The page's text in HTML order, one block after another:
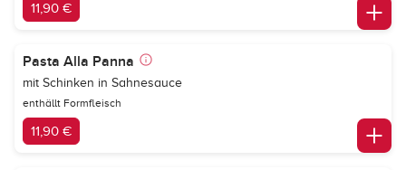
11,90 €
Pasta Alla Panna
mit Schinken in Sahnesauce
enthällt Formfleisch
11,90 €